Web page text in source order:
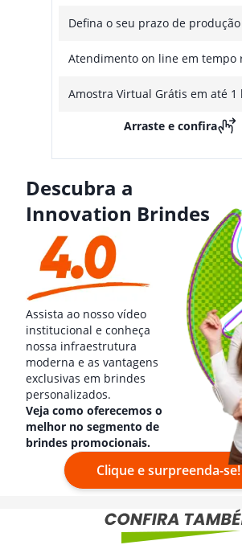
Defina o seu prazo de produção
Atendimento on line em tempo
Amostra Virtual Grátis em até 1
Arraste e confira
Descubra a
Innovation Brindes
Assista ao nosso vídeo
institucional e conheça
nossa infraestrutura
moderna e as vantagens
exclusivas em brindes
personalizados.
Veja como oferecemos o
melhor no segmento de
brindes promocionais.
Clique e surpreenda-se!